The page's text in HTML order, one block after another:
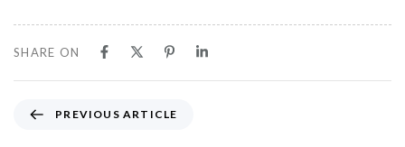
SHARE ON
PREVIOUS ARTICLE